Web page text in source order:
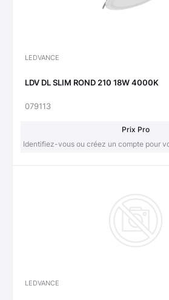
LEDVANCE
LDV DL SLIM ROND 210 18W 4000K
079113
Prix Pro
Identifiez-vous ou créez un compte pour
LEDVANCE